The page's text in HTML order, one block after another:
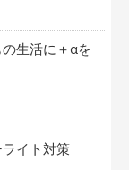
生活に＋αを
イト対策